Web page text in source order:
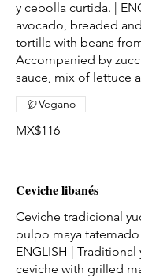
y cebolla curtida. |
avocado, breaded
tortilla with beans
Accompanied by
MX$116
Vegano
Ceviche libanés
Ceviche tradicional
pulpo maya
ENGLISH | Traditional
ceviche with grilled